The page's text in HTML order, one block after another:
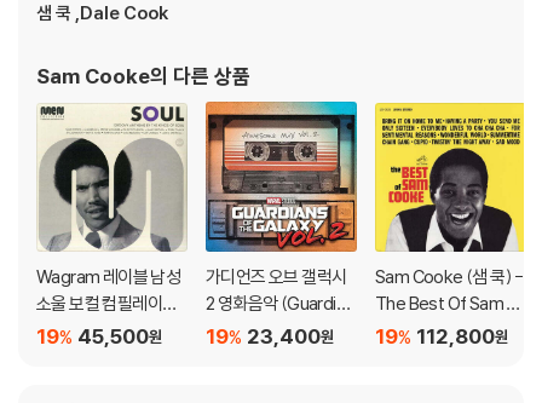
아래에 해당하는 경우는 불량이 아니므로 개봉 후 반품/교환이 불가합니
다.
1) 컬러 디스크는 웹 이미지와 실제 색상이 차이가 날 수 있습니다.
2) 컬러 디스크의 특성상 제작 공정시 앨범마다 색상 차이가 나는 경우도
있습니다.
3) 컬러 디스크는 제작 과정에서 다른 색상 염료가 섞여 얼룩과 번짐, 반점
등이 발생할 수 있습니다.
※ 반품/교환 안내
1) 불량으로 인한 반품/교환 요청 시에는 불량 확인을 위해 개봉 시의 동영
샘 쿡 ,Dale Cook
Sam Cooke의 다른 상품
Wagram 레이블 남성
소울 보컬 컴필레이션
(Soul Men) [2LP]
45,500원
19%
가디언즈 오브 갤럭시
2 영화음악 (Guardian
s Of The Galaxy Vol.
23,400원
19%
Sam Cooke (샘 쿡) -
The Best Of Sam C
ooke [2LP]112,800원
19%